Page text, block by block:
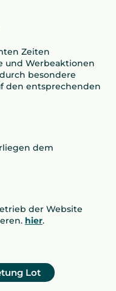
Zeiten
und Werbeaktionen
besondere
den entsprechenden
dem
der Website
hier.
Lot